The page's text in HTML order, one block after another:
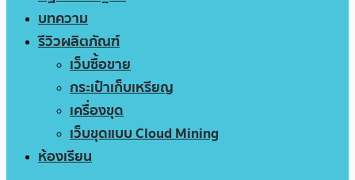
บทความ
รีวิวผลิตภัณฑ์
เว็บซื้อขาย
กระเป๋าเก็บเหรียญ
เครื่องขุด
เว็บขุดแบบ Cloud Mining
ห้องเรียน